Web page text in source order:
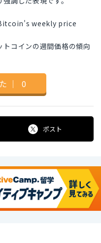
weekly price
トコインの週間価格の傾向
｜ 0
ポスト